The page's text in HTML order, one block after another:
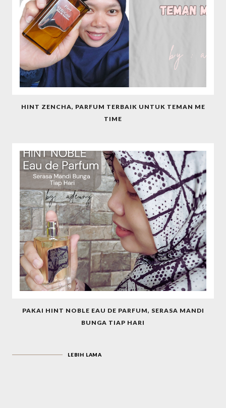
HINT ZENCHA, PARFUM TERBAIK UNTUK TEMAN ME
TIME
PAKAI HINT NOBLE EAU DE PARFUM, SERASA MANDI
BUNGA TIAP HARI
LEBIH LAMA